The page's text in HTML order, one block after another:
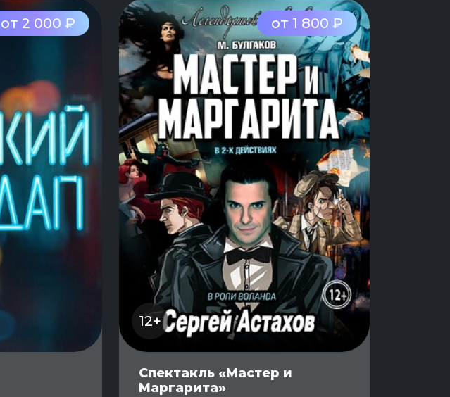
от 2 000 ₽ от 1 800 ₽
12+
Спектакль «Мастер и
Маргарита»